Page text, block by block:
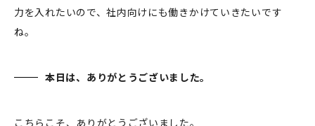
力を入れたいので、社内向けにも働きかけていきたいです
ね。
本日は、ありがとうございました。
こちらこそ、ありがとうございました。